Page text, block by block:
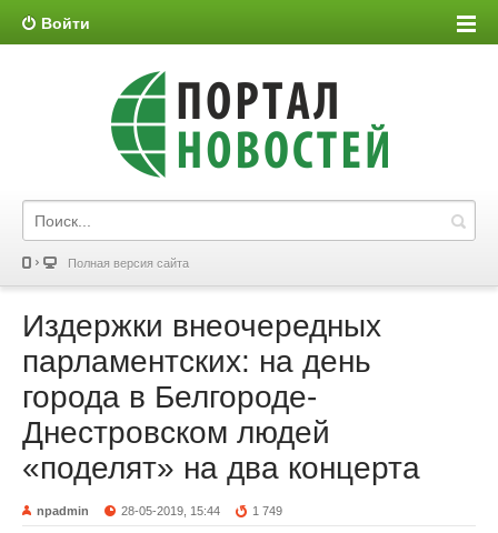
Войти
Полная версия сайта
Издержки внеочередных
парламентских: на день
города в Белгороде-
Днестровском людей
«поделят» на два концерта
npadmin 28-05-2019, 15:44 1 749